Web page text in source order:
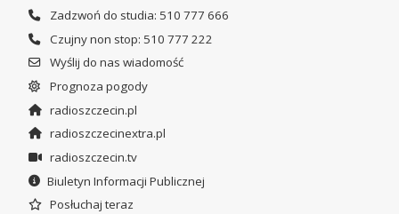
Zadzwoń do studia: 510 777 666
Czujny non stop: 510 777 222
Wyślij do nas wiadomość
Prognoza pogody
radioszczecin.pl
radioszczecinextra.pl
radioszczecin.tv
Biuletyn Informacji Publicznej
Posłuchaj teraz